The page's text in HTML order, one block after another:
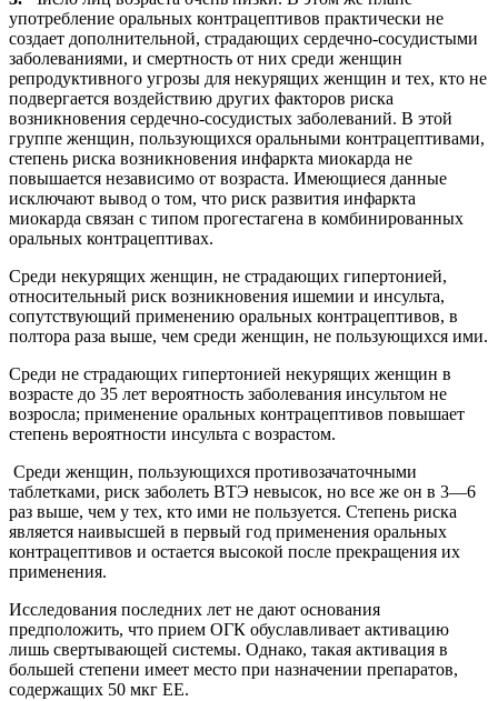
употребление оральных контрацептивов практически не
создает дополнительной, страдающих сердечно-сосудистыми
заболеваниями, и смертность от них среди женщин
репродуктивного угрозы для некурящих женщин и тех, кто не
подвергается воздействию других факторов риска
возникновения сердечно-сосудистых заболеваний. В этой
группе женщин, пользующихся оральными контрацептивами,
степень риска возникновения инфаркта миокарда не
повышается независимо от возраста. Имеющиеся данные
исключают вывод о том, что риск развития инфаркта
миокарда связан с типом прогестагена в комбинированных
оральных контрацептивах.
Среди некурящих женщин, не страдающих гипертонией,
относительный риск возникновения ишемии и инсульта,
сопутствующий применению оральных контрацептивов, в
полтора раза выше, чем среди женщин, не пользующихся ими.
Среди не страдающих гипертонией некурящих женщин в
возрасте до 35 лет вероятность заболевания инсультом не
возросла; применение оральных контрацептивов повышает
степень вероятности инсульта с возрастом.
Среди женщин, пользующихся противозачаточными
таблетками, риск заболеть ВТЭ невысок, но все же он в 3—6
раз выше, чем у тех, кто ими не пользуется. Степень риска
является наивысшей в первый год применения оральных
контрацептивов и остается высокой после прекращения их
применения.
Исследования последних лет не дают основания
предположить, что прием ОГК обуславливает активацию
лишь свертывающей системы. Однако, такая активация в
большей степени имеет место при назначении препаратов,
содержащих 50 мкг ЕЕ.